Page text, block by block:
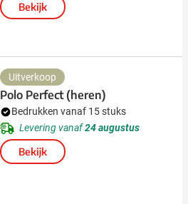
Bekijk
Uitverkoop
Polo Perfect (heren)
Bedrukken vanaf 15 stuks
Levering vanaf24 augustus
Bekijk